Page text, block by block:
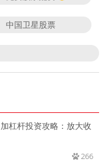
中国卫星股票
杠杆投资攻略：放大收
266